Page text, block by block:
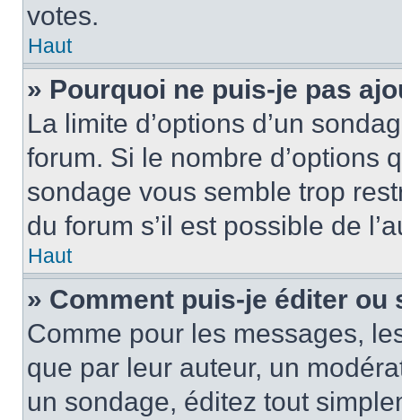
votes.
Haut
» Pourquoi ne puis-je pas
La limite d’options d’un
forum. Si le nombre d’options
sondage vous semble trop
du forum s’il est possible de
Haut
» Comment puis-je éditer ou
Comme pour les messages,
que par leur auteur, un
un sondage, éditez tout